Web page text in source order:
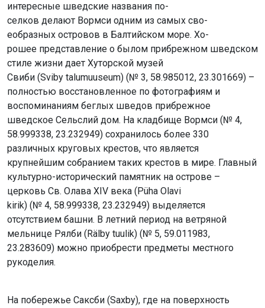
интересные шведские названия по-
селков делают Вормси одним из самых сво-
еобразных островов в Балтийском море. Хо-
рошее представление о былом прибрежном шведском
стиле жизни дает Хуторской музей
Свиби (Sviby talumuuseum) (№ 3, 58.985012, 23.301669) –
полностью восстановленное по фотографиям и
воспоминаниям беглых шведов прибрежное
шведское Сельслий дом. На кладбище Вормси (№ 4,
58.999338, 23.232949) сохранилось более 330
различных круговых крестов, что является
крупнейшим собранием таких крестов в мире. Главный
культурно-исторический памятник на острове –
церковь Св. Олава XIV века (Püha Olavi
kirik) (№ 4, 58.999338, 23.232949) выделяется
отсутствием башни. В летний период на ветряной
мельнице Рялби (Rälby tuulik) (№ 5, 59.011983,
23.283609) можно приобрести предметы местного
рукоделия.
На побережье Саксби (Saxby), где на поверхность